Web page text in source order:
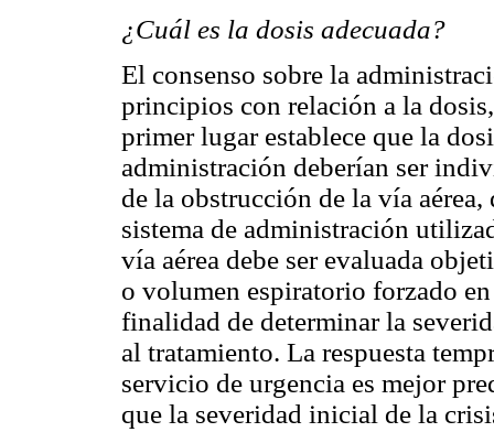
¿Cuál es la dosis adecuada?
El consenso sobre la
principios con relación a la
primer lugar establece que la
administración deberían ser
de la obstrucción de la vía
sistema de administración
vía aérea debe ser evaluada
o volumen espiratorio forzado
finalidad de determinar la
al tratamiento. La respuesta
servicio de urgencia es mejor
que la severidad inicial de la